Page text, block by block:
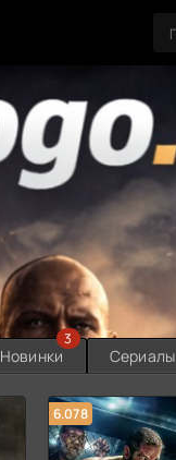
Новинки
3
Сериалы
6.078